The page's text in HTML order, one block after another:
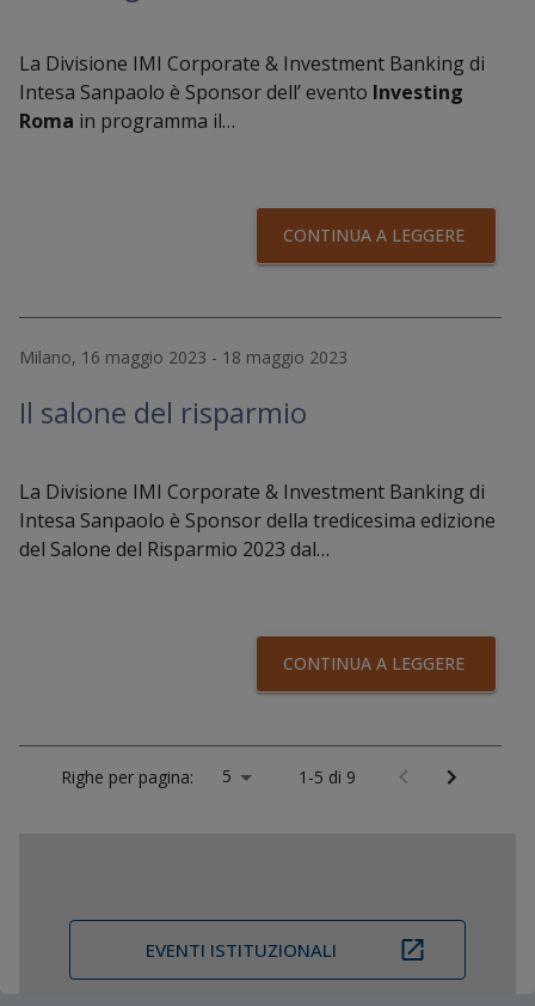
La Divisione IMI Corporate & Investment Banking di
Intesa Sanpaolo è Sponsor dell’ evento Investing
Roma in programma il…
CONTINUA A LEGGERE
Milano, 16 maggio 2023 - 18 maggio 2023
Il salone del risparmio
La Divisione IMI Corporate & Investment Banking di
Intesa Sanpaolo è Sponsor della tredicesima edizione
del Salone del Risparmio 2023 dal…
CONTINUA A LEGGERE
Righe per pagina: 5 1-5 di 9
EVENTI ISTITUZIONALI